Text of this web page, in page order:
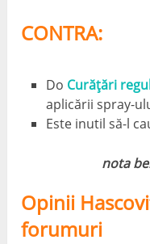
CONTRA:
Do Curățări
aplicării spray-
Este inutil să-l
nota
Opinii
forumuri